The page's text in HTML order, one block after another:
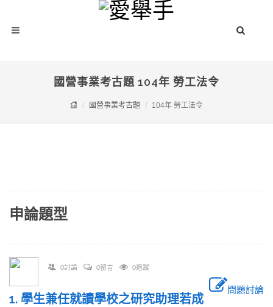
國營事業考古題 104年 勞工法令
國營事業考古題 104年 勞工法令
申論題型
0討論 0留言 0追蹤
問題討論
1. 學生兼任就讀學校之研究助理若成